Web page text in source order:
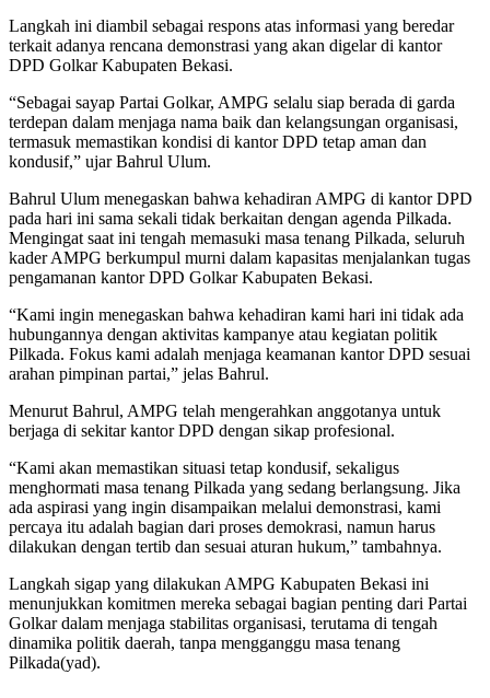
Langkah ini diambil sebagai respons atas informasi yang beredar
terkait adanya rencana demonstrasi yang akan digelar di kantor
DPD Golkar Kabupaten Bekasi.
“Sebagai sayap Partai Golkar, AMPG selalu siap berada di garda
terdepan dalam menjaga nama baik dan kelangsungan organisasi,
termasuk memastikan kondisi di kantor DPD tetap aman dan
kondusif,” ujar Bahrul Ulum.
Bahrul Ulum menegaskan bahwa kehadiran AMPG di kantor DPD
pada hari ini sama sekali tidak berkaitan dengan agenda Pilkada.
Mengingat saat ini tengah memasuki masa tenang Pilkada, seluruh
kader AMPG berkumpul murni dalam kapasitas menjalankan tugas
pengamanan kantor DPD Golkar Kabupaten Bekasi.
“Kami ingin menegaskan bahwa kehadiran kami hari ini tidak ada
hubungannya dengan aktivitas kampanye atau kegiatan politik
Pilkada. Fokus kami adalah menjaga keamanan kantor DPD sesuai
arahan pimpinan partai,” jelas Bahrul.
Menurut Bahrul, AMPG telah mengerahkan anggotanya untuk
berjaga di sekitar kantor DPD dengan sikap profesional.
“Kami akan memastikan situasi tetap kondusif, sekaligus
menghormati masa tenang Pilkada yang sedang berlangsung. Jika
ada aspirasi yang ingin disampaikan melalui demonstrasi, kami
percaya itu adalah bagian dari proses demokrasi, namun harus
dilakukan dengan tertib dan sesuai aturan hukum,” tambahnya.
Langkah sigap yang dilakukan AMPG Kabupaten Bekasi ini
menunjukkan komitmen mereka sebagai bagian penting dari Partai
Golkar dalam menjaga stabilitas organisasi, terutama di tengah
dinamika politik daerah, tanpa mengganggu masa tenang
Pilkada(yad).